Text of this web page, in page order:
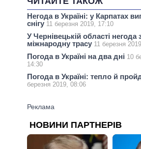
Негода в Україні: у Карпатах
снігу 11 березня 2019, 17:10
У Чернівецькій області негода
міжнародну трасу 11 березня
Погода в Україні на два дні 10
14:30
Погода в Україні: тепло й
березня 2019, 08:06